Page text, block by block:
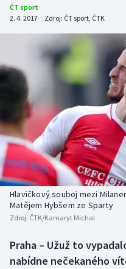
Atletika
Cyklistika
DALŠÍ SPORTY
Americký fotbal
Baseball a softbal
Basketbal
Biatlon
Boby a skeleton
Box
NEPŘEHLÉDNĚTE
Soutěže
Historické návraty
Aplikace ČT sport
AZ kvíz
ČT sport
2. 4. 2017 | Zdroj: ČT sport, ČTK
Hlavičkový souboj mezi
Matějem Hybšem ze Sparty
Zdroj: ČTK/Kamaryt Michal
Praha – Užuž to
nabídne nečekaného